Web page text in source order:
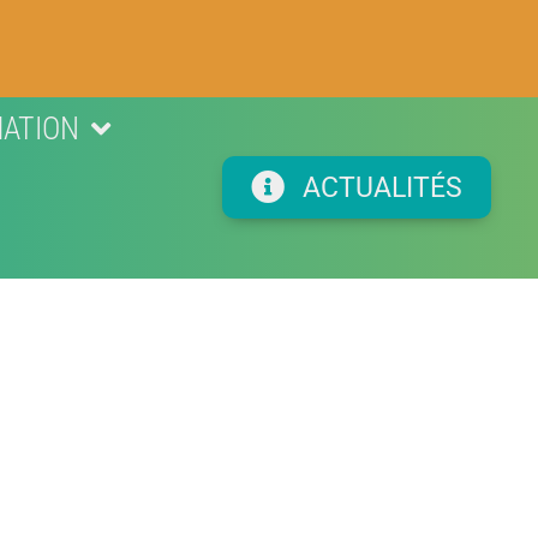
ACTUALITÉS